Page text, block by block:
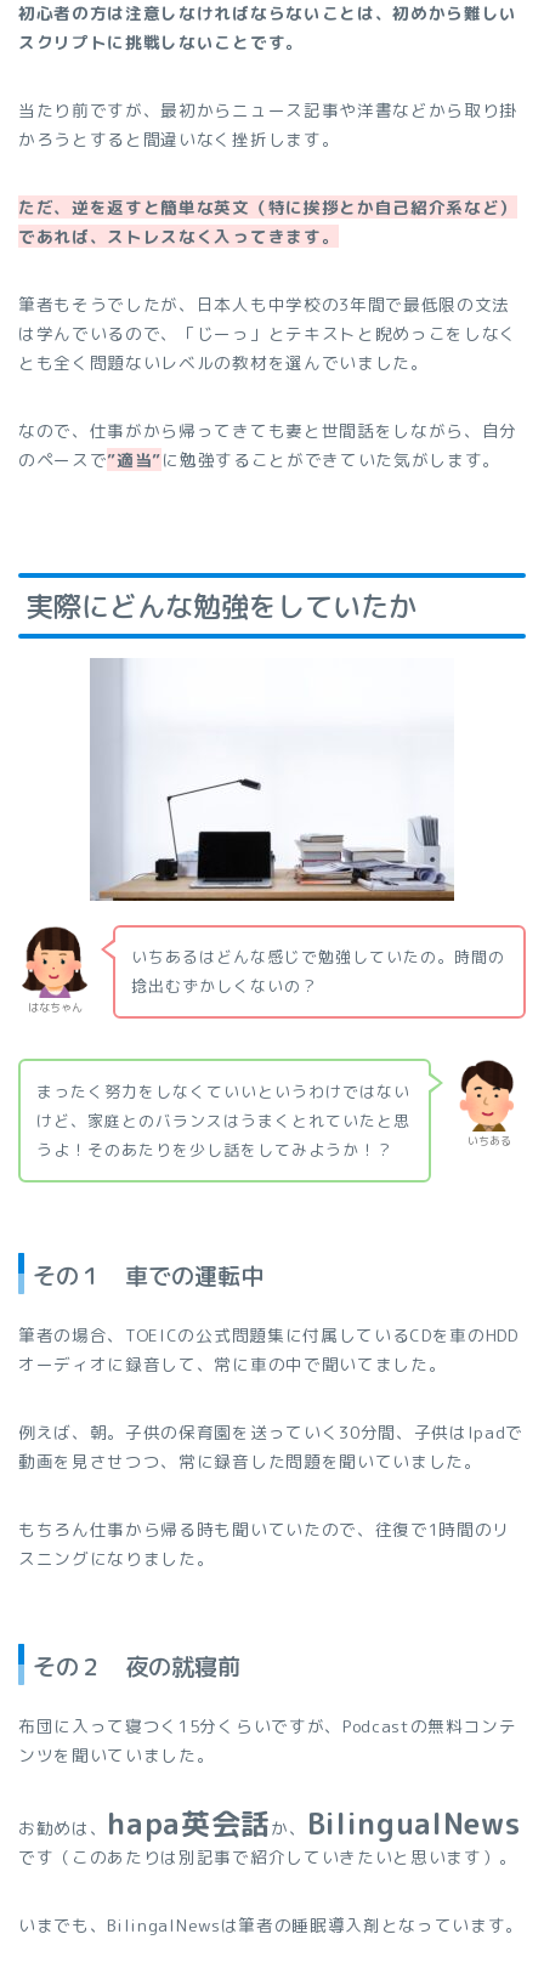
初心者の方は注意しなければならないことは、初めから難しい
スクリプトに挑戦しないことです。
当たり前ですが、最初からニュース記事や洋書などから取り掛
かろうとすると間違いなく挫折します。
ただ、逆を返すと簡単な英文（特に挨拶とか自己紹介系など）
であれば、ストレスなく入ってきます。
筆者もそうでしたが、日本人も中学校の3年間で最低限の文法
は学んでいるので、「じーっ」とテキストと睨めっこをしなく
とも全く問題ないレベルの教材を選んでいました。
なので、仕事がから帰ってきても妻と世間話をしながら、自分
のペースで”適当”に勉強することができていた気がします。
実際にどんな勉強をしていたか
はなちゃん
いちあるはどんな感じで勉強していたの。時間の
捻出むずかしくないの？
いちある
まったく努力をしなくていいというわけではない
けど、家庭とのバランスはうまくとれていたと思
うよ！そのあたりを少し話をしてみようか！？
その１ 車での運転中
筆者の場合、TOEICの公式問題集に付属しているCDを車のHDD
オーディオに録音して、常に車の中で聞いてました。
例えば、朝。子供の保育園を送っていく30分間、子供はIpadで
動画を見させつつ、常に録音した問題を聞いていました。
もちろん仕事から帰る時も聞いていたので、往復で1時間のリ
スニングになりました。
その２ 夜の就寝前
布団に入って寝つく15分くらいですが、Podcastの無料コンテ
ンツを聞いていました。
お勧めは、 hapa英会話か、 BilingualNews
です（このあたりは別記事で紹介していきたいと思います）。
いまでも、BilingalNewsは筆者の睡眠導入剤となっています。